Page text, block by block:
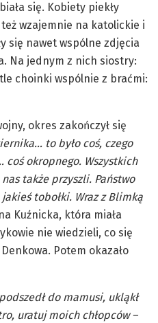
się. Kobiety piekły
wzajemnie na katolickie i
się nawet wspólne zdjęcia
Na jednym z nich siostry:
choinki wspólnie z braćmi:
okres zakończył się
to było coś, czego
coś okropnego. Wszystkich
także przyszli. Państwo
tobołki. Wraz z Blimką
Kuźnicka, która miała
nie wiedzieli, co się
Potem okazało
do mamusi, ukląkł
uratuj moich chłopców­­ ­–